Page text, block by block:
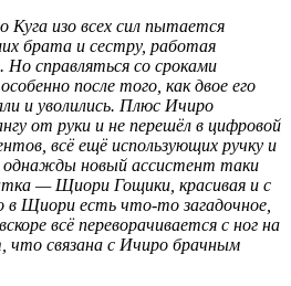
изо всех сил пытается
брата и сестру, работая
Но справляться со сроками
после того, как двое его
и уволились. Плюс Ичиро
от руки и не перешёл в цифровой
всё ещё использующих ручку и
однажды новый ассистент таки
— Щиори Гощики, красивая и с
Щиори есть что-то загадочное,
всё переворачивается с ног на
что связана с Ичиро брачным